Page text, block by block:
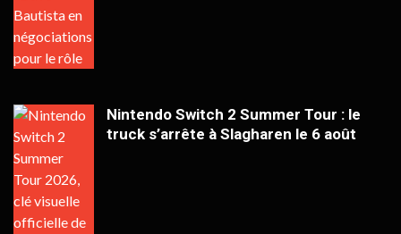
Nintendo Switch 2 Summer Tour : le
truck s’arrête à Slagharen le 6 août